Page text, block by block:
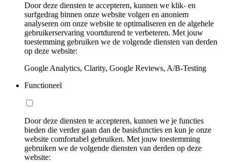
Door deze diensten te accepteren, kunnen we klik- en
surfgedrag binnen onze website volgen en anoniem
analyseren om onze website te optimaliseren en de algehele
gebruikerservaring voortdurend te verbeteren. Met jouw
toestemming gebruiken we de volgende diensten van derden
op deze website:
Google Analytics, Clarity, Google Reviews, A/B-Testing
Functioneel
Door deze diensten te accepteren, kunnen we je functies
bieden die verder gaan dan de basisfuncties en kun je onze
website comfortabel gebruiken. Met jouw toestemming
gebruiken we de volgende diensten van derden op deze
website: